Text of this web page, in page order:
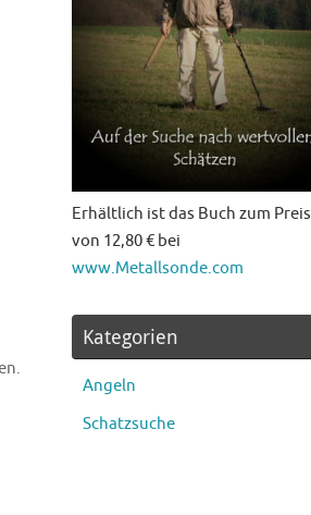
Erhältlich ist das Buch zum Preis
von 12,80 € bei
www.Metallsonde.com
Kategorien
Angeln
Schatzsuche